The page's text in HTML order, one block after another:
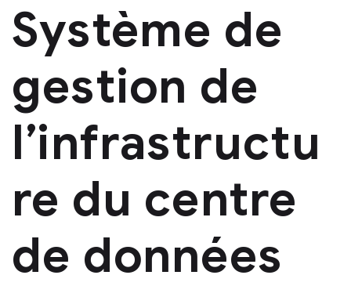
Système de
gestion de
l’infrastructu
re du centre
de données